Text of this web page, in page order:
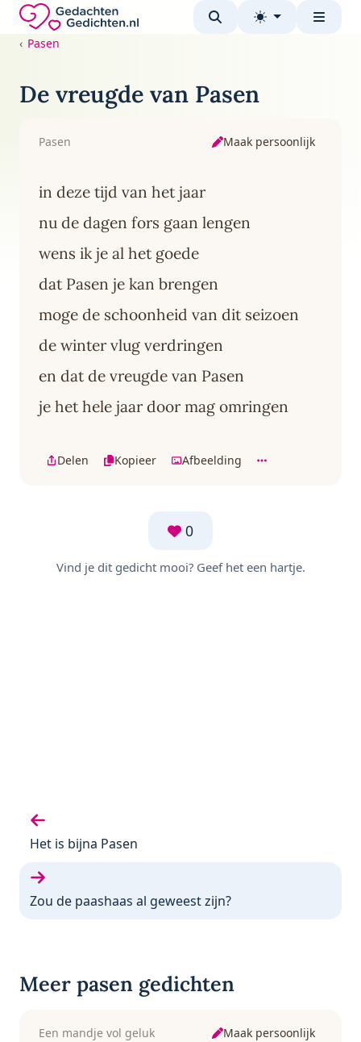
Direct naar de inhoud
Gedachten-Gedichten.nl — naar de homepage
Pasen
De vreugde van Pasen
Pasen Maak persoonlijk
in deze tijd van het jaar
nu de dagen fors gaan lengen
wens ik je al het goede
dat Pasen je kan brengen
moge de schoonheid van dit seizoen
de winter vlug verdringen
en dat de vreugde van Pasen
je het hele jaar door mag omringen
Delen Kopieer Afbeelding
0
Vind je dit gedicht mooi? Geef het een hartje.
Vorige gedicht:
Het is bijna Pasen
Volgende gedicht:
Zou de paashaas al geweest zijn?
Meer pasen gedichten
Een mandje vol geluk Maak persoonlijk